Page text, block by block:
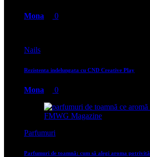
Mona 0
Nails
Rezistenta indelungata cu CND Creative Play
Mona 0
Parfumuri
Parfumuri de toamnă: cum să alegi aroma potrivită